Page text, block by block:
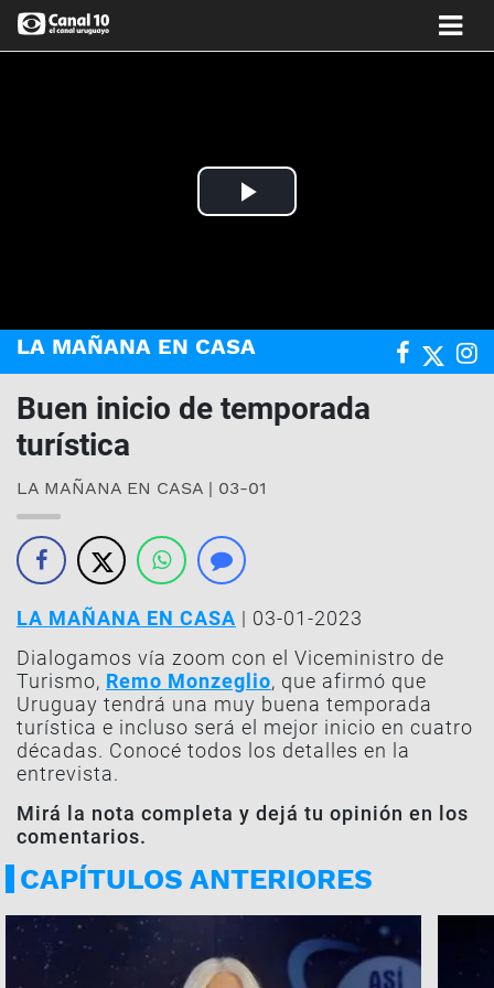
Play
LA MAÑANA EN CASA
Buen inicio de temporada
turística
LA MAÑANA EN CASA | 03-01
LA MAÑANA EN CASA | 03-01-2023
Dialogamos vía zoom con el Viceministro de
Turismo, Remo Monzeglio, que afirmó que
Uruguay tendrá una muy buena temporada
turística e incluso será el mejor inicio en cuatro
décadas. Conocé todos los detalles en la
entrevista.
Mirá la nota completa y dejá tu opinión en los
comentarios.
CAPÍTULOS ANTERIORES